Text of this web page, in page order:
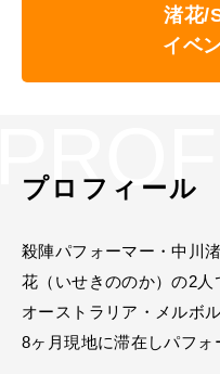
渚花/
イベ
プロフィール
殺陣パフォーマー・中川
花（いせきののか）の2人
オーストラリア・メルボ
8ヶ月現地に滞在しパフォ